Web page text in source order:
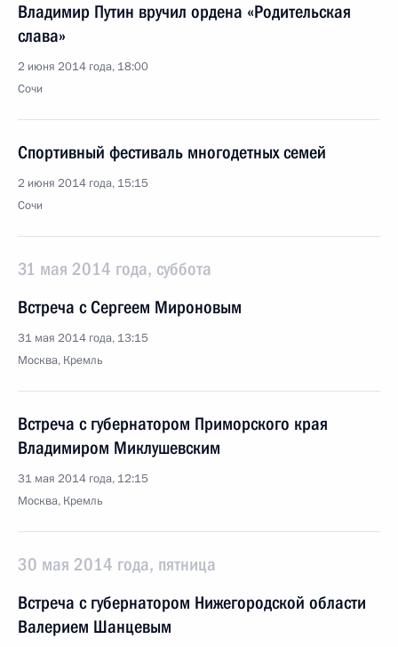
Владимир Путин вручил ордена «Родительская
слава»
2 июня 2014 года, 18:00
Сочи
Спортивный фестиваль многодетных семей
2 июня 2014 года, 15:15
Сочи
31 мая 2014 года, суббота
Встреча с Сергеем Мироновым
31 мая 2014 года, 13:15
Москва, Кремль
Встреча с губернатором Приморского края
Владимиром Миклушевским
31 мая 2014 года, 12:15
Москва, Кремль
30 мая 2014 года, пятница
Встреча с губернатором Нижегородской области
Валерием Шанцевым